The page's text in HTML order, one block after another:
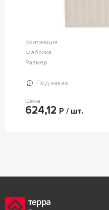
Коллекция
Фабрика
Размер
Под заказ
Цена
624,12 Р / шт.